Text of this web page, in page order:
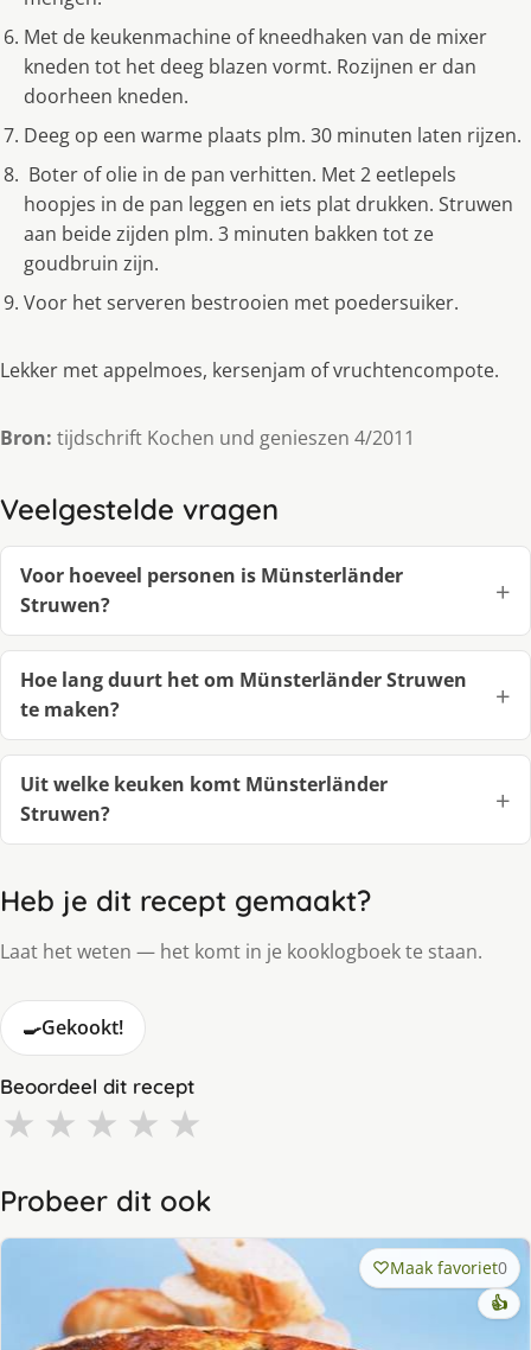
Met de keukenmachine of kneedhaken van de mixer
kneden tot het deeg blazen vormt. Rozijnen er dan
doorheen kneden.
Deeg op een warme plaats plm. 30 minuten laten rijzen.
Boter of olie in de pan verhitten. Met 2 eetlepels
hoopjes in de pan leggen en iets plat drukken. Struwen
aan beide zijden plm. 3 minuten bakken tot ze
goudbruin zijn.
Voor het serveren bestrooien met poedersuiker.
Lekker met appelmoes, kersenjam of vruchtencompote.
Bron: tijdschrift Kochen und genieszen 4/2011
Veelgestelde vragen
Voor hoeveel personen is Münsterländer
Struwen?
Hoe lang duurt het om Münsterländer Struwen
te maken?
Uit welke keuken komt Münsterländer
Struwen?
Heb je dit recept gemaakt?
Laat het weten — het komt in je kooklogboek te staan.
🍳Gekookt!
Beoordeel dit recept
★ ★ ★ ★ ★
Probeer dit ook
Maak favoriet0
👍